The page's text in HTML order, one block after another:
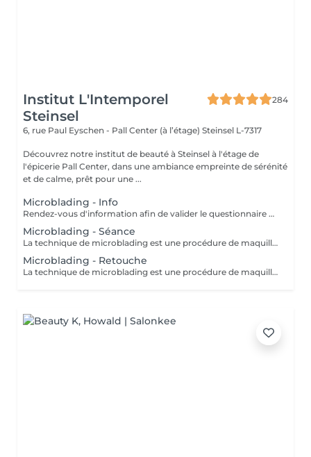
Institut L'Intemporel
Steinsel
284
6, rue Paul Eyschen - Pall Center (à l’étage) Steinsel L-7317
Découvrez notre institut de beauté à Steinsel à l'étage de
l'épicerie Pall Center, dans une ambiance empreinte de sérénité
et de calme, prêt pour une ...
Microblading - Info
Rendez-vous d'information afin de valider le questionnaire médical et les contre-indications, validation de la couleur et de la forme des sourcils, réponses aux éventuelles interrogations. L'acompte sera restitué entièrement lors de votre venue, si vous n'annulez pas il sera conservé.
Microblading - Séance
La technique de microblading est une procédure de maquillage semi permanent réalisé entièrement à la main à l'aide d'un "stylo" muni de micro-aiguilles. La praticienne dessine poil à poil l'ensemble du sourcil afin de redonner au regard toute son intensité et sa ligne naturelle. Cette technique permet de redessiner entièrement un sourcil soit de combler les éventuels trous. Un résultat des plus naturel grâce à la finesse de la lame et donc au dessin de chaque poil. Effet trompe l'il garanti! POSSIBILITES DE RDV A STEINFORT OU OBERPALLEN
Microblading - Retouche
La technique de microblading est une procédure de maquillage semi-permanent réalisé entièrement à la main à l'aide d'un "stylo" muni de micro-aiguilles. La praticienne dessine poil à poil l'ensemble du sourcil afin de redonner au regard toute son intensité et sa ligne naturelle. Cette technique permet de redessiner entièrement un sourcil soit de combler les éventuels trous. Un résultat des plus naturel grâce à la finesse de la lame et donc au dessin de chaque poil. Effet trompe l'oeil garanti!